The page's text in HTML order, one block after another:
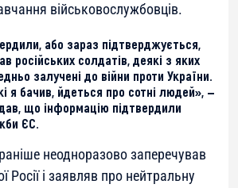
військовослужбовців.
або зараз підтверджується,
російських солдатів, деякі з яких
залучені до війни проти України.
я бачив, йдеться про сотні людей», —
що інформацію підтвердили
ЄС.
неодноразово заперечував
Росії і заявляв про нейтральну